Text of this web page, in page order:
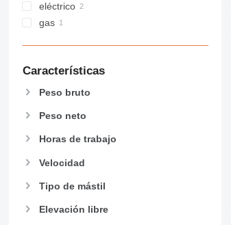
eléctrico
gas
Características
Peso bruto
Peso neto
Horas de trabajo
Velocidad
Tipo de mástil
Elevación libre